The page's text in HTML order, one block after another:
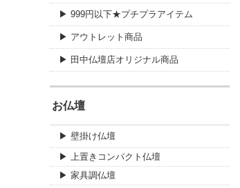
▶ 999円以下★プチプラアイテム
▶ アウトレット商品
▶ 田中仏壇店オリジナル商品
お仏壇
▶ 壁掛け仏壇
▶ 上置きコンパクト仏壇
▶ 家具調仏壇